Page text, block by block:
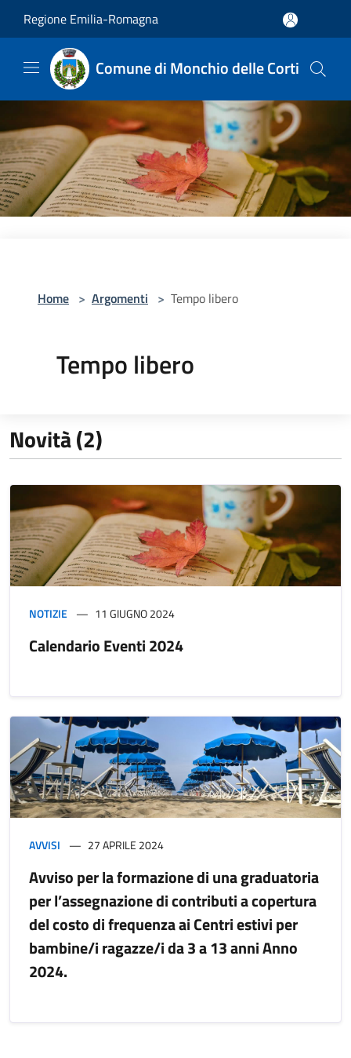
Regione Emilia-Romagna
Comune di Monchio delle Corti
Home > Argomenti > Tempo libero
Tempo libero
Novità (2)
NOTIZIE 11 GIUGNO 2024
Calendario Eventi 2024
AVVISI 27 APRILE 2024
Avviso per la formazione di una graduatoria
per l’assegnazione di contributi a copertura
del costo di frequenza ai Centri estivi per
bambine/i ragazze/i da 3 a 13 anni Anno
2024.